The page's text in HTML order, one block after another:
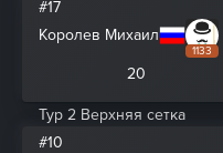
#17
Королев Михаил
1133
20
Тур 2 Верхняя сетка
#10